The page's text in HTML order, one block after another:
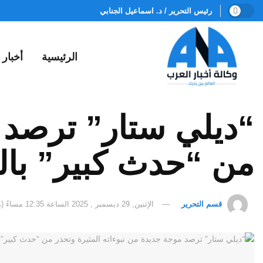
رئيس التحرير / د. اسماعيل الجنابي
الرئيسية أخبار
“ديلي ستار” ترصد
من “حدث كبير”
قسم التحرير الإثنين, 29 ديسمبر , 2025 الساعة 12:35 مساءً (مكة المكرمة)